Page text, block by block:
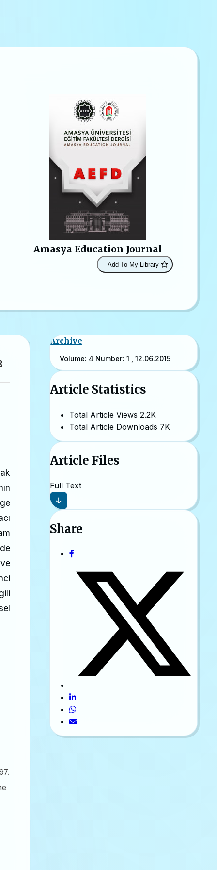
Amasya Education Journal
Add To My Library
Archive
Volume: 4 Number: 1 , 12.06.2015
Article Statistics
Total Article Views 2.2K
Total Article Downloads 7K
Article Files
Full Text
Share